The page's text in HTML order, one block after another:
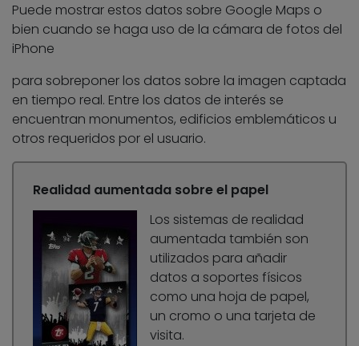
Puede mostrar estos datos sobre Google Maps o
bien cuando se haga uso de la cámara de fotos del
iPhone
para sobreponer los datos sobre la imagen captada
en tiempo real. Entre los datos de interés se
encuentran monumentos, edificios emblemáticos u
otros requeridos por el usuario.
Realidad aumentada sobre el papel
Los sistemas de realidad
aumentada también son
utilizados para añadir
datos a soportes físicos
como una hoja de papel,
un cromo o una tarjeta de
visita.